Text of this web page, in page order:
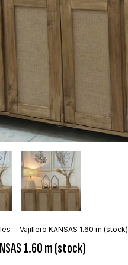
. Vajillero KANSAS 1.60 m (stock)
1.60 m (stock)